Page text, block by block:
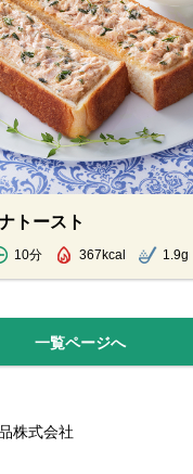
トースト
10分 367kcal 1.9g
一覧ページへ
株式会社